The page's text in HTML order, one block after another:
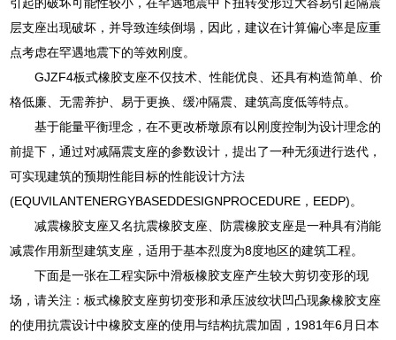
层支座出现破坏，并导致连续倒塌，因此，建议在计算偏心率是应重
点考虑在罕遇地震下的等效刚度。
GJZF4板式橡胶支座不仅技术、性能优良、还具有构造简单、价
格低廉、无需养护、易于更换、缓冲隔震、建筑高度低等特点。
基于能量平衡理念，在不更改桥墩原有以刚度控制为设计理念的
前提下，通过对减隔震支座的参数设计，提出了一种无须进行迭代，
可实现建筑的预期性能目标的性能设计方法
(EQUVILANTENERGYBASEDDESIGNPROCEDURE，EEDP)。
减震橡胶支座又名抗震橡胶支座、防震橡胶支座是一种具有消能
减震作用新型建筑支座，适用于基本烈度为8度地区的建筑工程。
下面是一张在工程实际中滑板橡胶支座产生较大剪切变形的现
场，请关注：板式橡胶支座剪切变形和承压波纹状凹凸现象橡胶支座
的使用抗震设计中橡胶支座的使用与结构抗震加固，1981年6月日本